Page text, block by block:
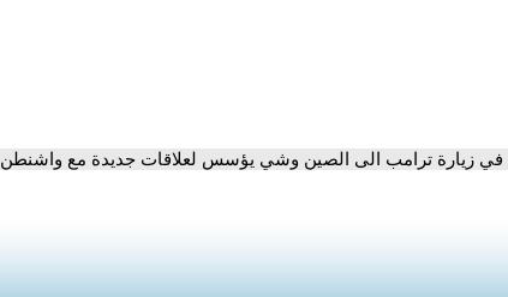
في زيارة ترامب الى الصين وشي يؤسس لعلاقات جديدة مع واشنطن